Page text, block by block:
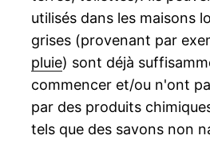
utilisés dans les maisons
grises (provenant par
pluie) sont déjà
commencer et/ou n'ont
par des produits
tels que des savons non